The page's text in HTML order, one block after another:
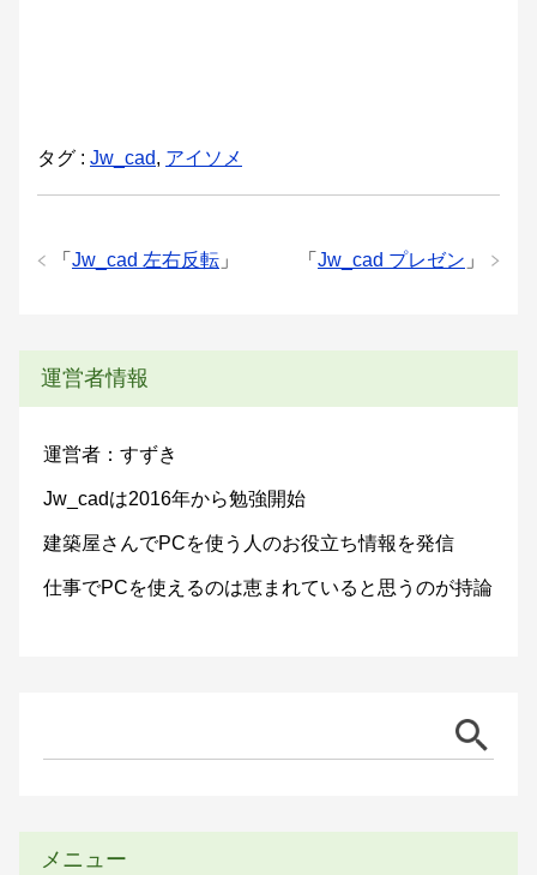
タグ : Jw_cad, アイソメ
「 Jw_cad プレゼン 」
「 Jw_cad 左右反転 」
運営者情報
運営者：すずき
Jw_cadは2016年から勉強開始
建築屋さんでPCを使う人のお役立ち情報を発信
仕事でPCを使えるのは恵まれていると思うのが持論
メニュー